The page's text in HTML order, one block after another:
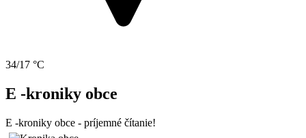
34/17 °C
E -kroniky obce
E -kroniky obce - príjemné čítanie!